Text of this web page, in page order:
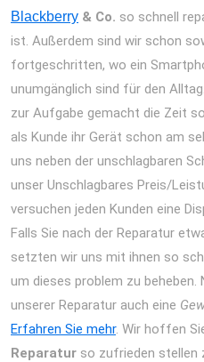
Blackberry & Co. so schnell
ist. Außerdem sind wir schon
fortgeschritten, wo ein
unumgänglich sind für den
zur Aufgabe gemacht die Zeit
als Kunde ihr Gerät schon am
uns neben der unschlagbaren
unser Unschlagbares Preis/
versuchen jeden Kunden eine
Falls Sie nach der Reparatur
setzten wir uns mit ihnen so
um dieses problem zu beheben.
unserer Reparatur auch eine
Erfahren Sie mehr. Wir hoffen
Reparatur so zufrieden stellen